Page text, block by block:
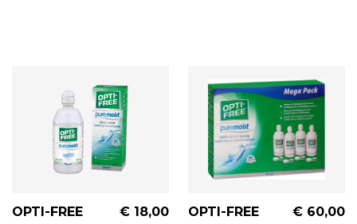
OPTI-FREE € 18,00 OPTI-FREE € 60,00